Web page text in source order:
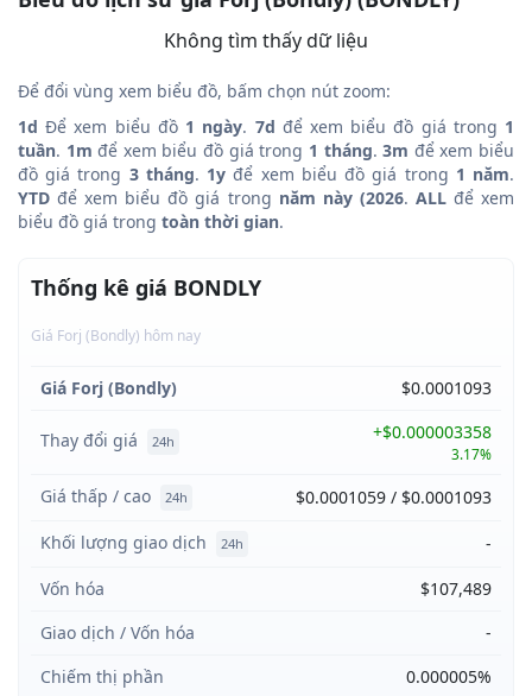
Không tìm thấy dữ liệu
Để đổi vùng xem biểu đồ, bấm chọn nút zoom:
1d Để xem biểu đồ 1 ngày. 7d để xem biểu đồ giá trong 1
tuần. 1m để xem biểu đồ giá trong 1 tháng.3m để xem biểu
đồ giá trong 3 tháng. 1y để xem biểu đồ giá trong 1 năm.
YTD để xem biểu đồ giá trong năm này (2026. ALLđể xem
biểu đồ giá trong toàn thời gian.
Thống kê giá BONDLY
Giá Forj (Bondly) hôm nay
Giá Forj (Bondly) $0.0001093
Thay đổi giá 24h +$0.000003358
3.17%
Giá thấp / cao 24h
$0.0001059 / $0.0001093
Khối lượng giao dịch
24h
-
Vốn hóa
$107,489
Giao dịch / Vốn hóa
-
Chiếm thị phần
0.000005%